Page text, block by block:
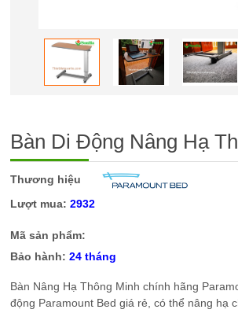
Bàn Di Động Nâng Hạ
Thương hiệu
Lượt mua:2932
Mã sản phẩm:
Bảo hành:24 tháng
Bàn Nâng Hạ Thông Minh chính hãng
động Paramount Bed giá rẻ, có thể nâng hạ